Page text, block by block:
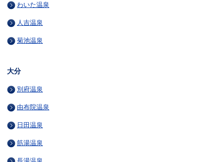
わいた温泉
人吉温泉
菊池温泉
大分
別府温泉
由布院温泉
日田温泉
筋湯温泉